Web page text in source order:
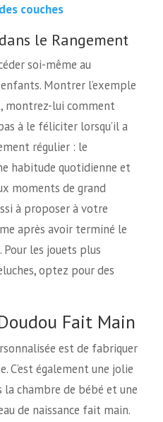
couches
le Rangement
soi-même au
Montrer l’exemple
montrez-lui comment
à le féliciter lorsqu’il a
régulier : le
habitude quotidienne et
moments de grand
à proposer à votre
après avoir terminé le
Pour les jouets plus
optez pour des
Fait Main
est de fabriquer
C’est également une jolie
chambre de bébé et une
de naissance fait main.